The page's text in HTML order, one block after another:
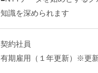
知識を深められます
契約社員
有期雇用（１年更新）※更